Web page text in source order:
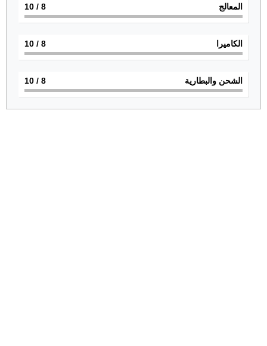
المعالج 8
/ 10
الكاميرا 8
/ 10
الشحن والبطارية 8
/ 10